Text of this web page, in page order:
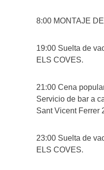
8:00 MONTAJE
19:00 Suelta de
ELS COVES.
21:00 Cena
Servicio de bar a
Sant Vicent Ferrer
23:00 Suelta de
ELS COVES.